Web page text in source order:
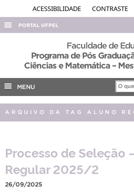
ACESSIBILIDADE CONTRASTE
PORTAL UFPEL
ACESSO À INFORMAÇÃO
AUDITORIA
EDITAIS
TELEFONES
Faculdade de
Programa de Pós
Ciências e Matemática –
MENU
ARQUIVO DA TAG ALUNO
Processo de Seleção
Regular 2025/2
26/09/2025